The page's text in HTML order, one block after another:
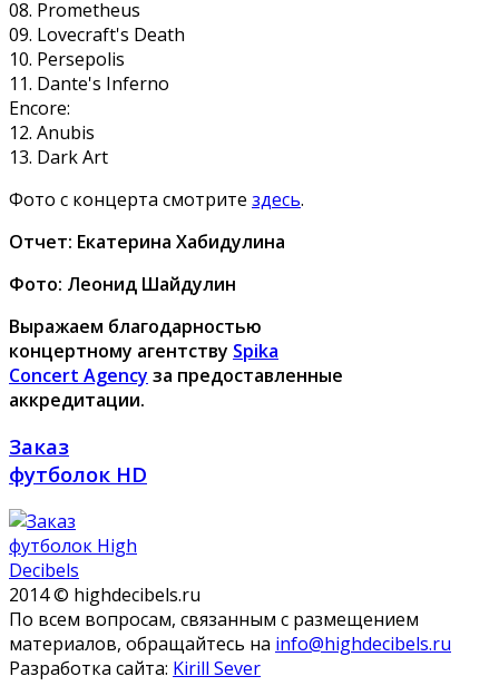
08. Prometheus
09. Lovecraft's Death
10. Persepolis
11. Dante's Inferno
Encore:
12. Anubis
13. Dark Art
Фото с концерта смотрите здесь.
Отчет: Екатерина Хабидулина
Фото: Леонид Шайдулин
Выражаем благодарностью
концертному агентству Spika
Concert Agency за предоставленные
аккредитации.
Заказ
футболок HD
2014 © highdecibels.ru
По всем вопросам, связанным с размещением
материалов, обращайтесь на info@highdecibels.ru
Разработка сайта: Kirill Sever